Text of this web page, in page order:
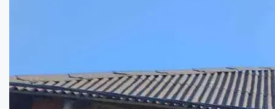
Продаж будинку в районі Червоного шляху...